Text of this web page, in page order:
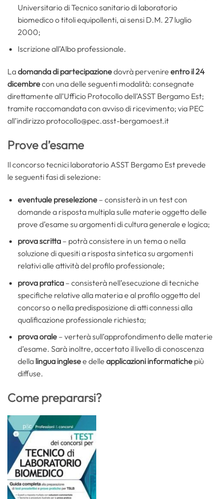
Universitario di Tecnico sanitario di laboratorio
biomedico o titoli equipollenti, ai sensi D.M. 27 luglio
2000;
Iscrizione all’Albo professionale.
Ladomanda di partecipazionedovrà pervenire entro il 24
dicembrecon una delle seguenti modalità: consegnate
direttamente all’Ufficio Protocollo dell’ASST Bergamo Est;
tramite raccomandata con avviso di ricevimento; via PEC
all’indirizzo protocollo@pec.asst-bergamoest.it
Prove d’esame
Il concorso tecnici laboratorio ASST Bergamo Est prevede
le seguenti fasi di selezione:
eventuale preselezione– consisterà in un test con
domande a risposta multipla sulle materie oggetto delle
prove d’esame su argomenti di cultura generale e logica;
prova scritta– potrà consistere in un tema o nella
soluzione di quesiti a risposta sintetica su argomenti
relativi alle attività del profilo professionale;
prova pratica– consisterà nell’esecuzione di tecniche
specifiche relative alla materia e al profilo oggetto del
concorso o nella predisposizione di atti connessi alla
qualificazione professionale richiesta;
prova orale– verterà sull’approfondimento delle materie
d’esame. Sarà inoltre, accertato il livello di conoscenza
della lingua inglesee delle applicazioni informatichepiù
diffuse.
Come prepararsi?